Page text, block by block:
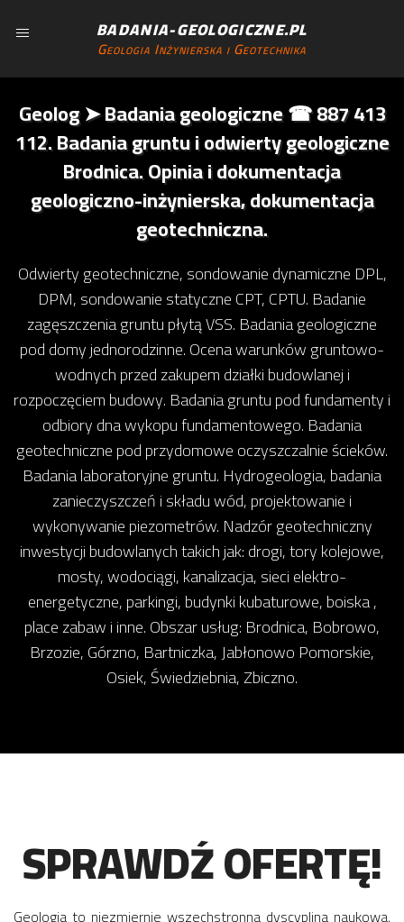
BADANIA-GEOLOGICZNE.PL
Geologia Inżynierska i Geotechnika
Geolog ➤ Badania geologiczne ☎ 887 413
112. Badania gruntu i odwierty geologiczne
Brodnica. Opinia i dokumentacja
geologiczno-inżynierska, dokumentacja
geotechniczna.
Odwierty geotechniczne, sondowanie dynamiczne DPL,
DPM, sondowanie statyczne CPT, CPTU. Badanie
zagęszczenia gruntu płytą VSS. Badania geologiczne
pod domy jednorodzinne. Ocena warunków gruntowo-
wodnych przed zakupem działki budowlanej i
rozpoczęciem budowy. Badania gruntu pod fundamenty i
odbiory dna wykopu fundamentowego. Badania
geotechniczne pod przydomowe oczyszczalnie ścieków.
Badania laboratoryjne gruntu. Hydrogeologia, badania
zanieczyszczeń i składu wód, projektowanie i
wykonywanie piezometrów. Nadzór geotechniczny
inwestycji budowlanych takich jak: drogi, tory kolejowe,
mosty, wodociągi, kanalizacja, sieci elektro-
energetyczne, parkingi, budynki kubaturowe, boiska ,
place zabaw i inne. Obszar usług: Brodnica, Bobrowo,
Brzozie, Górzno, Bartniczka, Jabłonowo Pomorskie,
Osiek, Świedziebnia, Zbiczno.
SPRAWDŹ OFERTĘ!
Geologia to niezmiernie wszechstronna dyscyplina naukowa,